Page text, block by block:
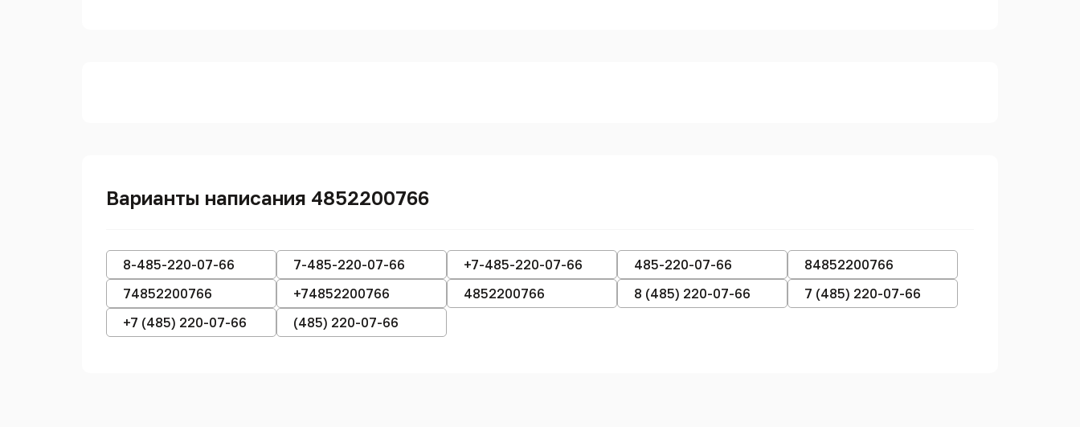
Варианты написания 4852200766
8-485-220-07-66 7-485-220-07-66 +7-485-220-07-66 485-220-07-66
84852200766
74852200766
+74852200766 4852200766 8 (485) 220-07-66
7 (485) 220-07-66
+7 (485) 220-07-66
(485) 220-07-66